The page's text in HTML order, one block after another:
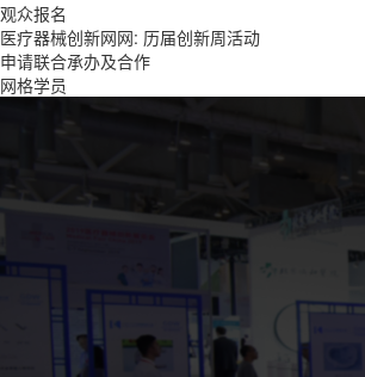
观众报名
医疗器械创新网网: 历届创新周活动
申请联合承办及合作
网格学员